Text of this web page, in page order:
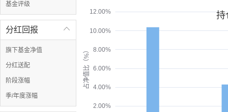
基金评级

分红回报
旗下基金净值
分红送配
阶段涨幅
季/年度涨幅
占净值比（%）
2.00%
4.00%
6.00%
8.00%
10.00%
12.00% 持